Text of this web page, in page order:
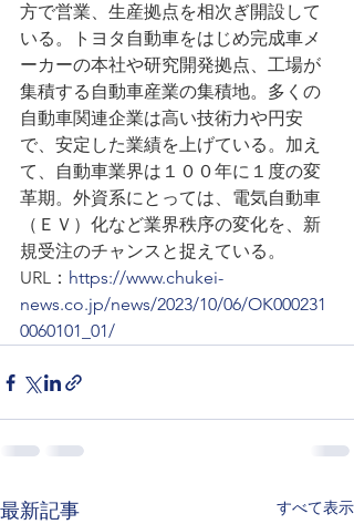
方で営業、生産拠点を相次ぎ開設して
いる。トヨタ自動車をはじめ完成車メ
ーカーの本社や研究開発拠点、工場が
集積する自動車産業の集積地。多くの
自動車関連企業は高い技術力や円安
で、安定した業績を上げている。加え
て、自動車業界は１００年に１度の変
革期。外資系にとっては、電気自動車
（ＥＶ）化など業界秩序の変化を、新
規受注のチャンスと捉えている。
URL： https://www.chukei-
news.co.jp/news/2023/10/06/OK000231
0060101_01/
最新記事 すべて表示